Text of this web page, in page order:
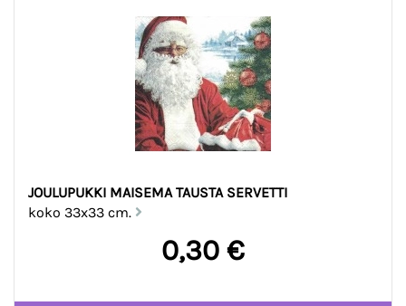
JOULUPUKKI MAISEMA TAUSTA SERVETTI
koko 33x33 cm.
0,30 €